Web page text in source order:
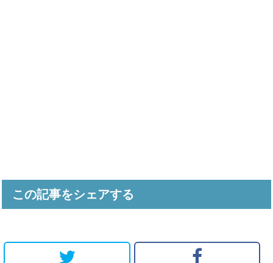
この記事をシェアする